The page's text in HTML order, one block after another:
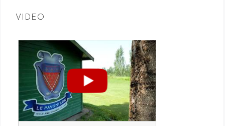
VIDEO